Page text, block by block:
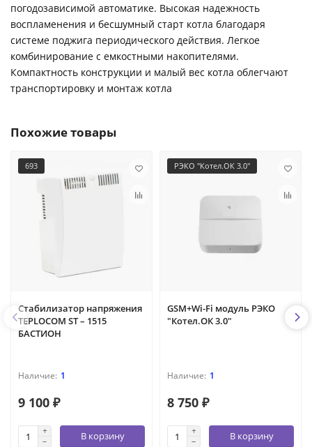
погодозависимой автоматике. Высокая надежность
воспламенения и бесшумный старт котла благодаря
системе поджига периодического действия. Легкое
комбинирование с емкостными накопителями.
Компактность конструкции и малый вес котла облегчают
транспортировку и монтаж котла
Похожие товары
693
Стабилизатор напряжения
TEPLOCOM ST – 1515
БАСТИОН
1
9 100 ₽
В корзину
РЭКО "Котел.ОК 3.0"
GSM+Wi-Fi модуль РЭКО
"Котел.ОК 3.0"
1
8 750 ₽
В корзину